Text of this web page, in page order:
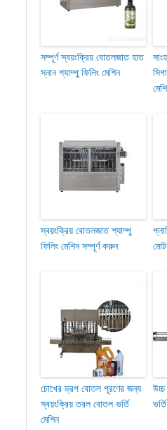
সম্পূর্ণ স্বয়ংক্রিয় বোতলজাত হাত
স্নান শ্যাম্পু ফিলিং মেশিন
স্বয়ংক্রিয় বোতলজাত শ্যাম্পু
ফিলিং মেশিন সম্পূর্ণ করুন
চোখের ড্রপ বোতল পূরণের জন্য
স্বয়ংক্রিয় তরল বোতল ভর্তি
মেশিন